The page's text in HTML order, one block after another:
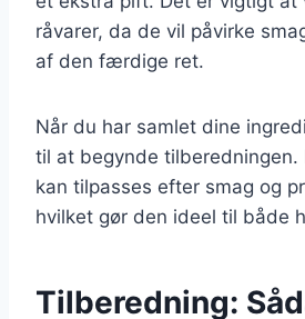
råvarer, da de vil påvirke
af den færdige ret.
Når du har samlet dine
til at begynde tilberedningen.
kan tilpasses efter smag og
hvilket gør den ideel til både
Tilberedning: